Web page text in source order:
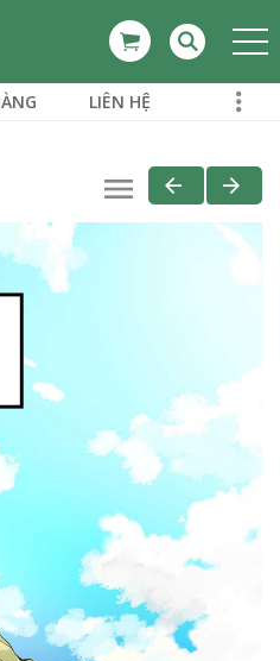
LIÊN HỆ